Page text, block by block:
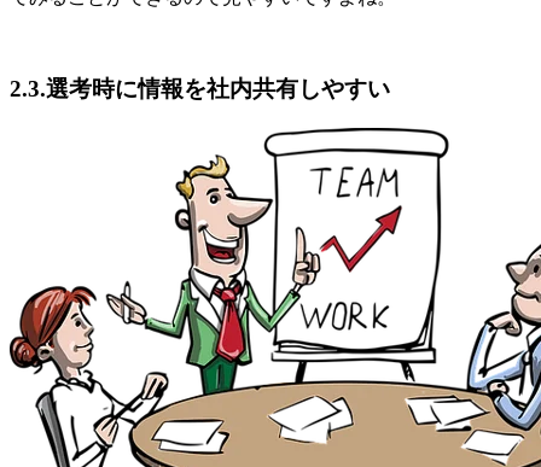
2.3.選考時に情報を社内共有しやすい